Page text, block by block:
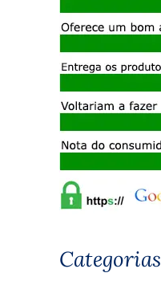
Categorias